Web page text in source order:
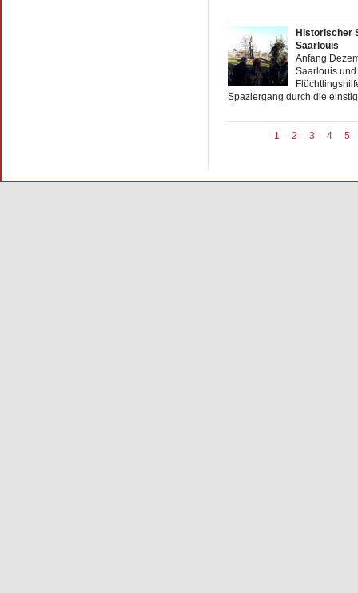
Historischer
Saarlouis
Anfang
Saarlouis
Spaziergang durch die
1 2 3 4 5